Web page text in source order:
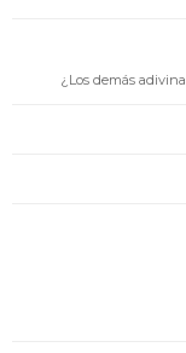
¿Los demás